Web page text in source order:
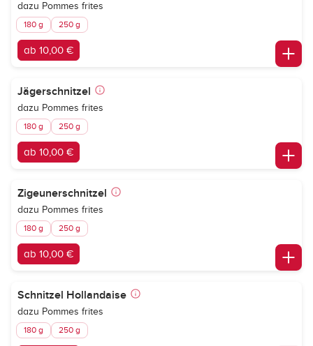
dazu Pommes frites
180 g 250 g
ab 10,00 €
Jägerschnitzel
dazu Pommes frites
180 g 250 g
ab 10,00 €
Zigeunerschnitzel
dazu Pommes frites
180 g 250 g
ab 10,00 €
Schnitzel Hollandaise
dazu Pommes frites
180 g 250 g